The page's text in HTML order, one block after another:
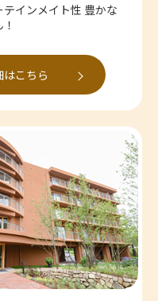
インメイト性 豊かな
はこちら